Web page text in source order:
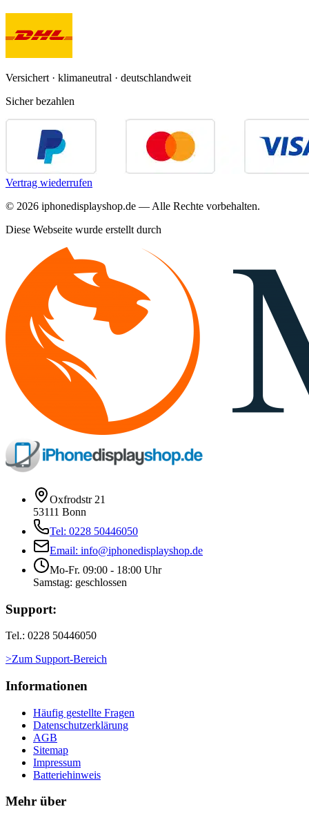
Versichert · klimaneutral · deutschlandweit
Sicher bezahlen
Vertrag wiederrufen
© 2026 iphonedisplayshop.de — Alle Rechte vorbehalten.
Diese Webseite wurde erstellt durch
Oxfrodstr 21
53111 Bonn
Tel: 0228 50446050
Email: info@iphonedisplayshop.de
Mo-Fr. 09:00 - 18:00 Uhr
Samstag: geschlossen
Support:
Tel.: 0228 50446050
>Zum Support-Bereich
Informationen
Häufig gestellte Fragen
Datenschutzerklärung
AGB
Sitemap
Impressum
Batteriehinweis
Mehr über